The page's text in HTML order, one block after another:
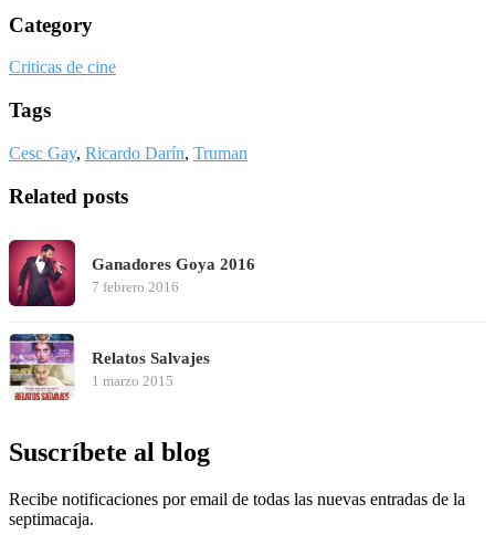
Category
Criticas de cine
Tags
Cesc Gay, Ricardo Darín, Truman
Related posts
Ganadores Goya 2016
7 febrero 2016
Relatos Salvajes
1 marzo 2015
Suscríbete al blog
Recibe notificaciones por email de todas las nuevas entradas de la
septimacaja.